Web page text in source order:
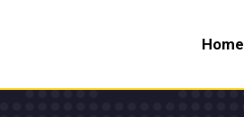
Home